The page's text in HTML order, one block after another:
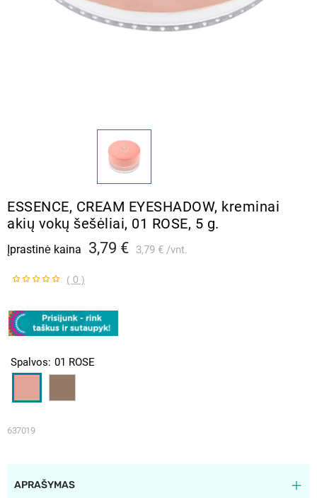
ESSENCE, CREAM EYESHADOW, kreminai
akių vokų šešėliai, 01 ROSE, 5 g.
Įprastinė kaina 3,79 € 3,79 € vnt.
( 0 )
637019
Spalvos 01 ROSE
APRAŠYMAS